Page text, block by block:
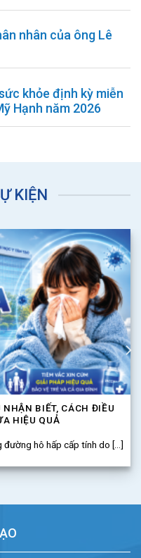
nhân của ông Lê
khỏe định kỳ miễn
Hạnh năm 2026
KIỆN
THỰC HÀNH KHÁM
BỆNH
danh sách người thực hành